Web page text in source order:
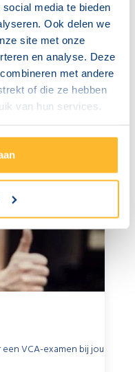
media te bieden
Ook delen we
site met onze
en analyse. Deze
met andere
of die ze hebben
van hun services.
dan niet langer en leg je
is hetVCA Basis
rol of werk je als
VOL examen.
is er altijd een
actuele overzicht met
VCA-examen bij jou